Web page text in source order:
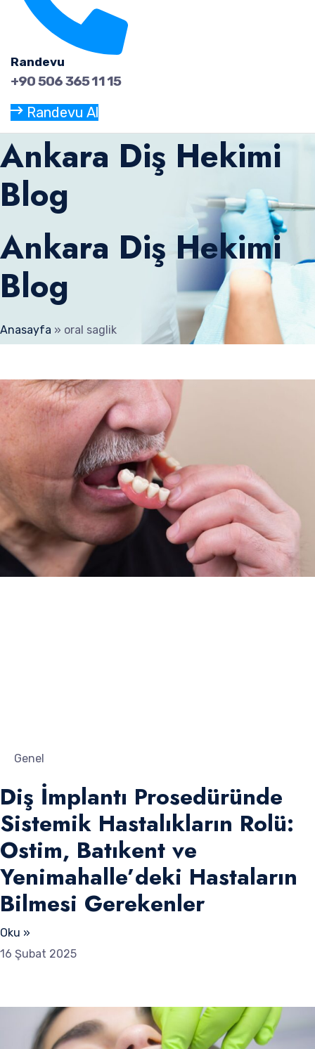
Randevu
+90 506 365 11 15
Randevu Al
Ankara Diş Hekimi
Blog
Ankara Diş Hekimi
Blog
Anasayfa » oral saglik
Genel
Diş İmplantı Prosedüründe
Sistemik Hastalıkların Rolü:
Ostim, Batıkent ve
Yenimahalle’deki Hastaların
Bilmesi Gerekenler
Oku »
16 Şubat 2025